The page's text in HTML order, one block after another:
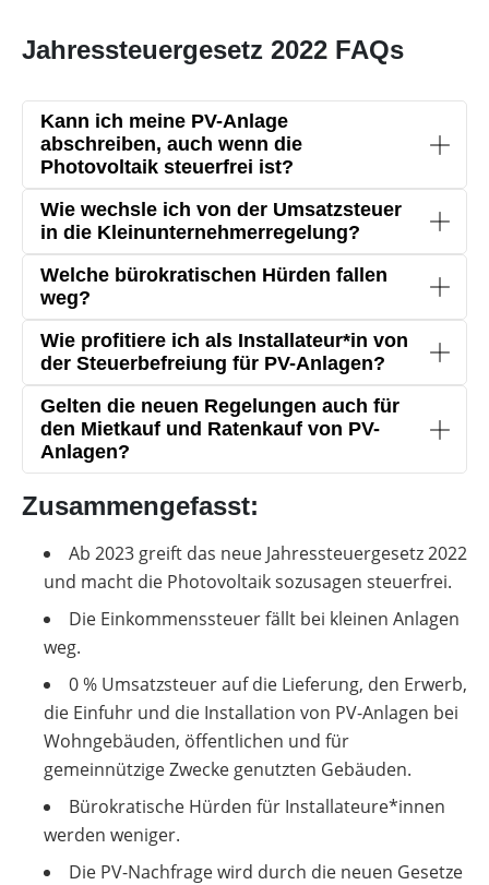
Jahressteuergesetz 2022 FAQs
Kann ich meine PV-Anlage
abschreiben, auch wenn die
Photovoltaik steuerfrei ist?
Eine Folge der Gesetzesänderung ist, dass du
deine PV-Anlage nicht mehr als
Sonderabschreibung laufen lassen kannst.
Wie wechsle ich von der Umsatzsteuer
in die Kleinunternehmerregelung?
Anlagenbetreiber*innen, die die
Umsatzsteuerpflicht gewählt haben, bleiben an
diese 5 Jahre gebunden. Erst wenn der Vorsteuer-
Korrekturzeitraum (bei Aufdachanlagen 60
Monate) abgelaufen ist, wechseln sie in die
Kleinunternehmerregelung. Diesen Zeitraum
müssen Anlagenbesitzer*innen einhalten, auch
wenn die Photovoltaik steuerfrei ist. Die
Einkommenssteuer auf eingespeisten Strom
entfällt aber in jedem Fall ab 2023. Thomas
Seltmann hat inseinem Artikelwichtige Fragen
zum Wechsel zusammengefasst.
Welche bürokratischen Hürden fallen
weg?
Finanzamt prüft nicht mehr jede PV-Anlage bis
30 kWp / bis 15 kWp je Einheit.
Keine oder weniger Steuererklärungen für PV-
Anlagenbesitzer*innen und das Finanzamt
nötig.
Wie profitiere ich als Installateur*in von
der Steuerbefreiung für PV-Anlagen?
Als Installateur*in profitierst du von den
Steuerbefreiungen für Photovoltaikanlagen auf
finanzieller Ebene nicht. Ist die Photovoltaik
Die Nachfrage nach Photovoltaikanlagen
wird so schnell nicht sinken. Neben
Förderungen macht jetzt auch das
Jahressteuergesetz 2022 PV-Anlagen finanziell
Mit der Steuerbefreiung für PV-Anlagen sinkt
der Beratungsaufwand für dich.
Für Kunden*innen, die sich bisher für eine
Photovoltaikanlage interessiert haben, aber
von steuerlichen Pflichten abgeschreckt
wurden, fällt eine große Hürde weg.
Gelten die neuen Regelungen auch für
den Mietkauf und Ratenkauf von PV-
Anlagen?
Ratenkauf einer Photovoltaikanlage.
Zusammengefasst:
Ab 2023 greift das neue Jahressteuergesetz 2022
und macht die Photovoltaik sozusagen steuerfrei.
Die Einkommenssteuer fällt bei kleinen Anlagen
weg.
0 % Umsatzsteuer auf die Lieferung, den Erwerb,
die Einfuhr und die Installation von PV-Anlagen bei
Wohngebäuden, öffentlichen und für
gemeinnützige Zwecke genutzten Gebäuden.
Bürokratische Hürden für Installateure*innen
werden weniger.
Die PV-Nachfrage wird durch die neuen Gesetze